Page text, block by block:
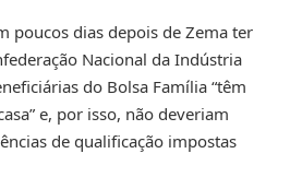
poucos dias depois de Zema ter
Nacional da Indústria
do Bolsa Família “têm
e, por isso, não deveriam
de qualificação impostas